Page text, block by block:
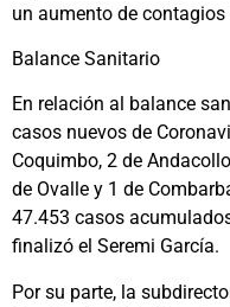
un aumento de contagios
Balance Sanitario
En relación al balance
casos nuevos de
Coquimbo, 2 de
de Ovalle y 1 de
47.453 casos
finalizó el Seremi García.
Por su parte, la